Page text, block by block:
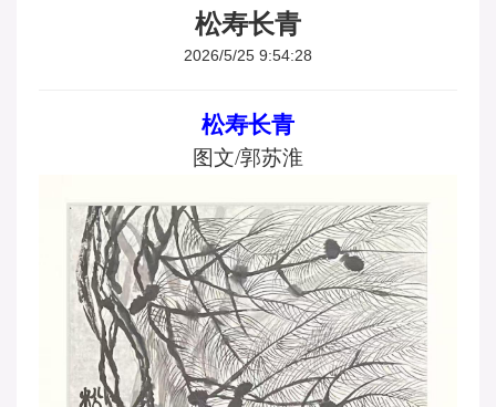
松寿长青
2026/5/25 9:54:28
松寿长青
图文/郭苏淮